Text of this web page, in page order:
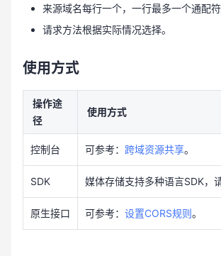
来源域名每行一个，一行最多一个通配符
请求方法根据实际情况选择。
使用方式
操作途
径
使用方式
控制台 可参考： 跨域资源共享。
SDK 媒体存储支持多种语言SDK，
原生接口 可参考： 设置CORS规则。